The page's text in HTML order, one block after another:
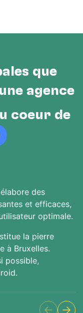
que
une agence
cœur de
des
et efficaces,
optimale.
la pierre
à Bruxelles.
possible,